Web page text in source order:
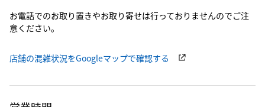
お電話でのお取り置きやお取り寄せは行っておりませんのでご注
意ください。
店舗の混雑状況をGoogleマップで確認する